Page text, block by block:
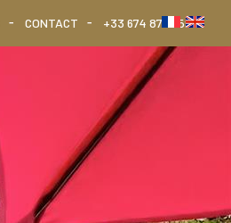
CONTACT +33 674 879 759